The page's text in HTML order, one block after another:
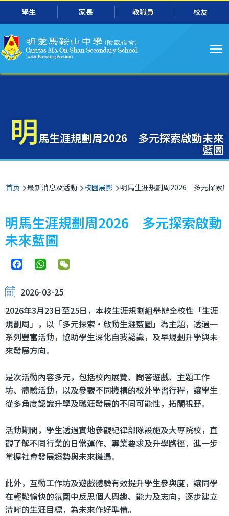
跳转到主要内容
學生 家長 教職員 校友
导
航
明馬生涯規劃周2026 多元探索啟動未來
藍圖
面
包
屑
首页 最新消息及活動 校園展影 明馬生涯規劃周2026 多元探索
明馬生涯規劃周2026 多元探索啟動
未來藍圖
FacebookWhatsApp
2026-03-25
2026年3月23日至25日，本校生涯規劃組舉辦全校性「生涯
規劃周」，以「多元探索・啟動生涯藍圖」為主題，透過一
系列豐富活動，協助學生深化自我認識，及早規劃升學與未
來發展方向。
是次活動內容多元，包括校內展覽、問答遊戲、主題工作
坊、體驗活動，以及參觀不同機構的校外學習行程，讓學生
從多角度認識升學及職涯發展的不同可能性，拓闊視野。
活動期間，學生透過實地參觀紀律部隊設施及大專院校，直
觀了解不同行業的日常運作、專業要求及升學路徑，進一步
掌握社會發展趨勢與未來機遇。
此外，互動工作坊及遊戲體驗有效提升學生參與度，讓同學
在輕鬆愉快的氛圍中反思個人興趣、能力及志向，逐步建立
清晰的生涯目標，為未來作好準備。